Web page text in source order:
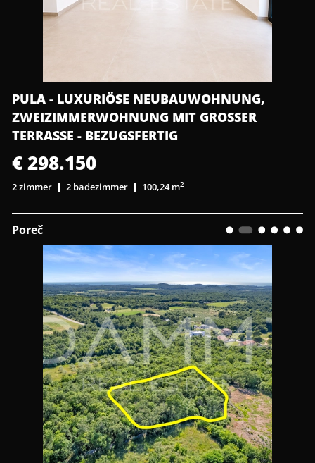
PULA - LUXURIÖSE NEUBAUWOHNUNG,
ZWEIZIMMERWOHNUNG MIT GROSSER T
ERRASSE - BEZUGSFERTIG
€ 298.150
2 zimmer 2 badezimmer 100,24 m2
Poreč